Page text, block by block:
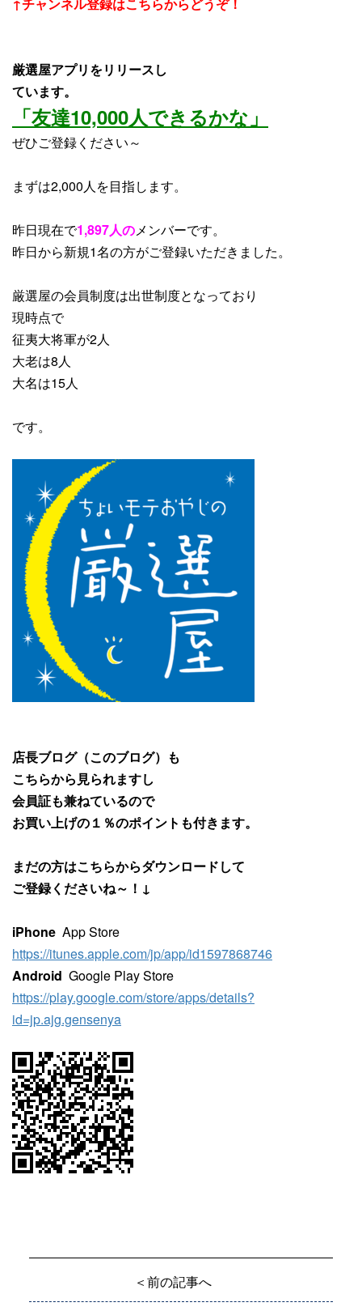
厳選屋アプリをリリースし
ています。
「友達10,000人できるかな」
ぜひご登録ください～
まずは2,000人を目指します。
昨日現在で1,897人のメンバーです。
昨日から新規1名の方がご登録いただきました。
厳選屋の会員制度は出世制度となっており
現時点で
征夷大将軍が2人
大老は8人
大名は15人
です。
店長ブログ（このブログ）も
こちらから見られますし
会員証も兼ねているので
お買い上げの１％のポイントも付きます。
まだの方はこちらからダウンロードして
ご登録くださいね～！↓
iPhone App Store
https://itunes.apple.com/jp/app/id1597868746
Android Google Play Store
https://play.google.com/store/apps/details?
id=jp.ajg.gensenya
＜前の記事へ